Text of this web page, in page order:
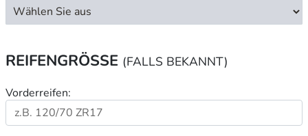
REIFENGRÖSSE (FALLS BEKANNT)
Vorderreifen: